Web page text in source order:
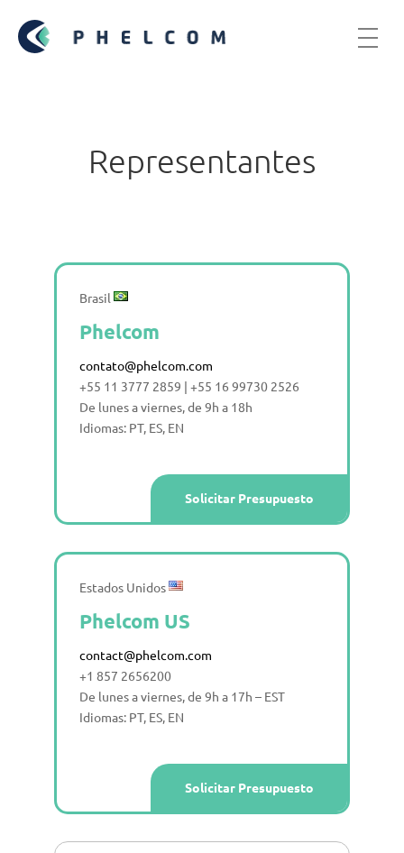
Representantes
Brasil
Phelcom
contato@phelcom.com
+55 11 3777 2859 | +55 16 99730 2526
De lunes a viernes, de 9h a 18h
Idiomas: PT, ES, EN
Solicitar Presupuesto
Estados Unidos
Phelcom US
contact@phelcom.com
+1 857 2656200
De lunes a viernes, de 9h a 17h – EST
Idiomas: PT, ES, EN
Solicitar Presupuesto